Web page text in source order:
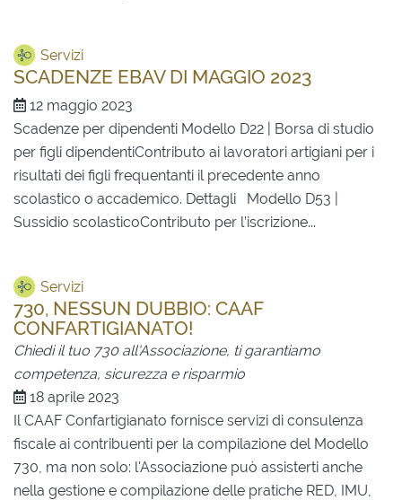
Servizi
SCADENZE EBAV DI MAGGIO 2023
12 maggio 2023
Scadenze per dipendenti Modello D22 | Borsa di studio
per figli dipendentiContributo ai lavoratori artigiani per i
risultati dei figli frequentanti il precedente anno
scolastico o accademico. Dettagli Modello D53 |
Sussidio scolasticoContributo per l’iscrizione...
Servizi
730, NESSUN DUBBIO: CAAF
CONFARTIGIANATO!
Chiedi il tuo 730 all'Associazione, ti garantiamo
competenza, sicurezza e risparmio
18 aprile 2023
Il CAAF Confartigianato fornisce servizi di consulenza
fiscale ai contribuenti per la compilazione del Modello
730, ma non solo: l'Associazione può assisterti anche
nella gestione e compilazione delle pratiche RED, IMU,